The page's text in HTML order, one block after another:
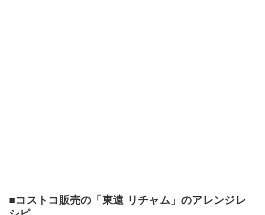
■コストコ販売の「東遠 リチャム」のアレンジレ